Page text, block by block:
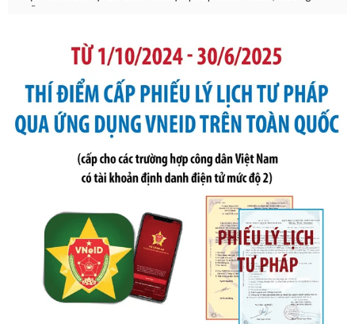
bỏ Thông tư số 87/2019/TT- BТC ngày 19 tháng 12 năm
2019 của Bộ trưởng Bộ Tài chính hướng dẫn thực hiện xử
phạt vi phạm hành chính trong lĩnh vực kho bạc nhà nước
Ngày ban hành: 21/07/2026
Số kí hiệu:291/2026/NĐ-CP
Tên: Nghị định số 291/2026/NĐ-CP của Chính phủ: Sửa
đổi, bổ sung một số điều của Nghị định số 125/2020/NĐ-СР
ngày 19 tháng 10 năm 2020 của Chính phủ quy định xử
phạt vi phạm hành chính về thuế, hóa đơn được sửa đổi, bổ
sung bởi Nghị định số 102/2021/NĐ-CP
Ngày ban hành: 20/07/2026
Số kí hiệu:2303/QĐ-UBND
Tên: Quyết định công bố Danh mục thủ tục hành chính mới
ban hành, được sửa đổi, bổ sung, bị bãi bỏ và phê duyệt
Quy trình nội bộ, quy trình điện tử giải quyết thủ tục hành
chính trong một số lĩnh vực thuộc phạm vi chức năng quản